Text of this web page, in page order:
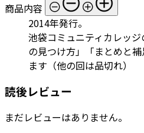
商品内容
2014年発行。
池袋コミュニティカレッ
の見つけ方」「まとめと
ます（他の回は品切れ）
読後レビュー
まだレビューはありません。